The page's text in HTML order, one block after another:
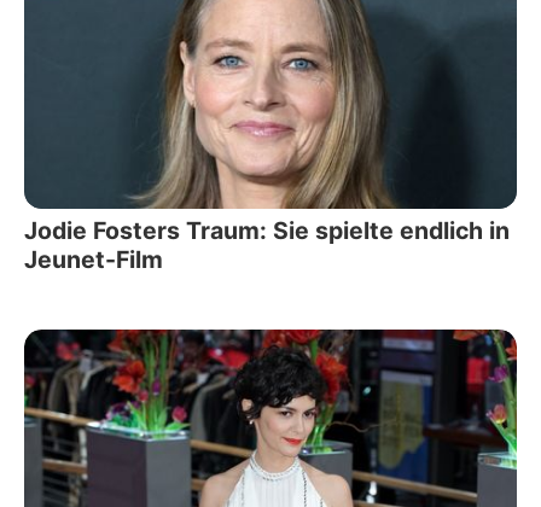
Jodie Fosters Traum: Sie spielte endlich in
Jeunet-Film